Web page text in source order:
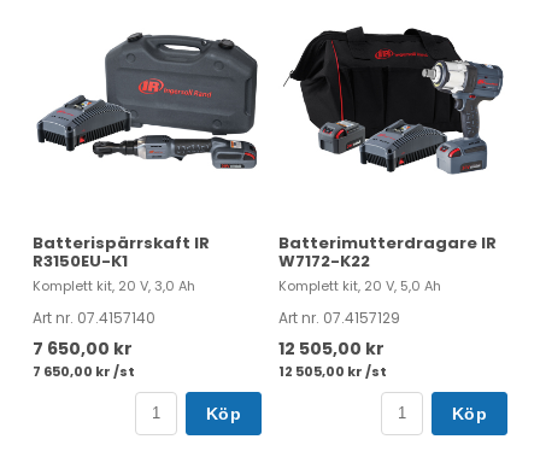
Batterispärrskaft IR
R3150EU-K1
Komplett kit, 20 V, 3,0 Ah
Art nr. 07.4157140
7 650,00 kr
7 650,00 kr /st
Köp
Batterimutterdragare IR
W7172-K22
Komplett kit, 20 V, 5,0 Ah
Art nr. 07.4157129
12 505,00 kr
12 505,00 kr /st
Köp